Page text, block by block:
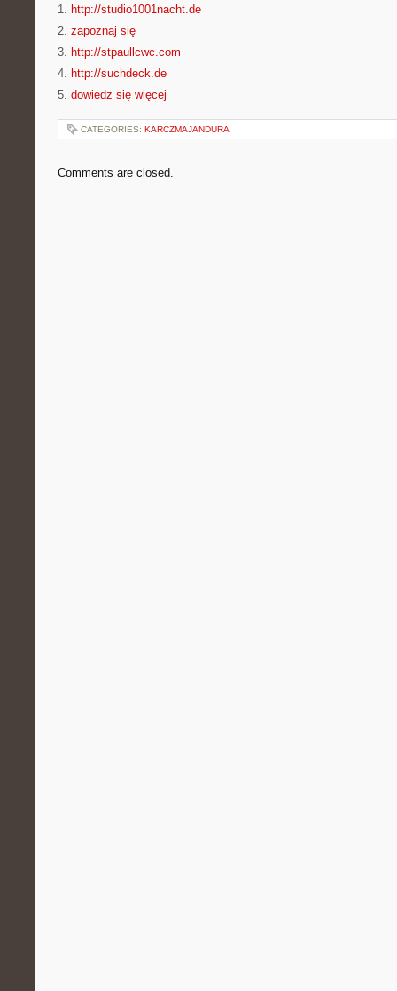
1. http://studio1001nacht.de
2. zapoznaj się
3. http://stpaullcwc.com
4. http://suchdeck.de
5. dowiedz się więcej
CATEGORIES: KARCZMAJANDURA
Comments are closed.